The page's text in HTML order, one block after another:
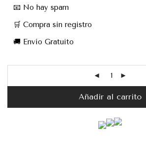
📧 No hay spam
🛒 Compra sin registro
🚚 Envío Gratuito
Añadir al carrito